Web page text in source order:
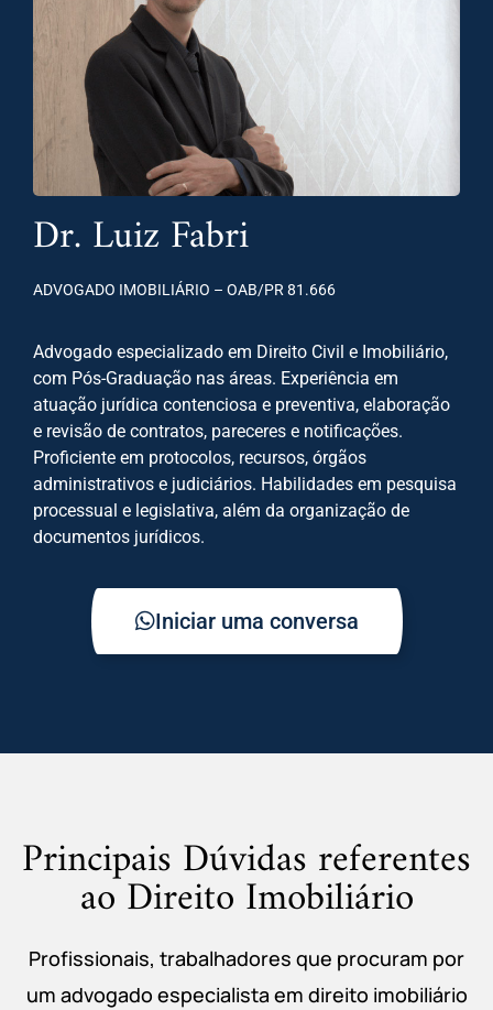
Dr. Luiz Fabri
ADVOGADO IMOBILIÁRIO – OAB/PR 81.666
Advogado especializado em Direito Civil e Imobiliário,
com Pós-Graduação nas áreas. Experiência em
atuação jurídica contenciosa e preventiva, elaboração
e revisão de contratos, pareceres e notificações.
Proficiente em protocolos, recursos, órgãos
administrativos e judiciários. Habilidades em pesquisa
processual e legislativa, além da organização de
documentos jurídicos.
Iniciar uma conversa
Principais Dúvidas referentes
ao Direito Imobiliário
Profissionais, trabalhadores que procuram por
um advogado especialista em direito imobiliário